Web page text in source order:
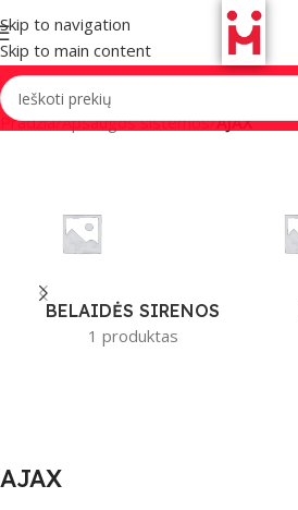
Skip to navigation
Skip to main content
Pradžia/Apsaugos sistemos/AJAX
BELAIDĖS SIRENOS
1 produktas
AJAX